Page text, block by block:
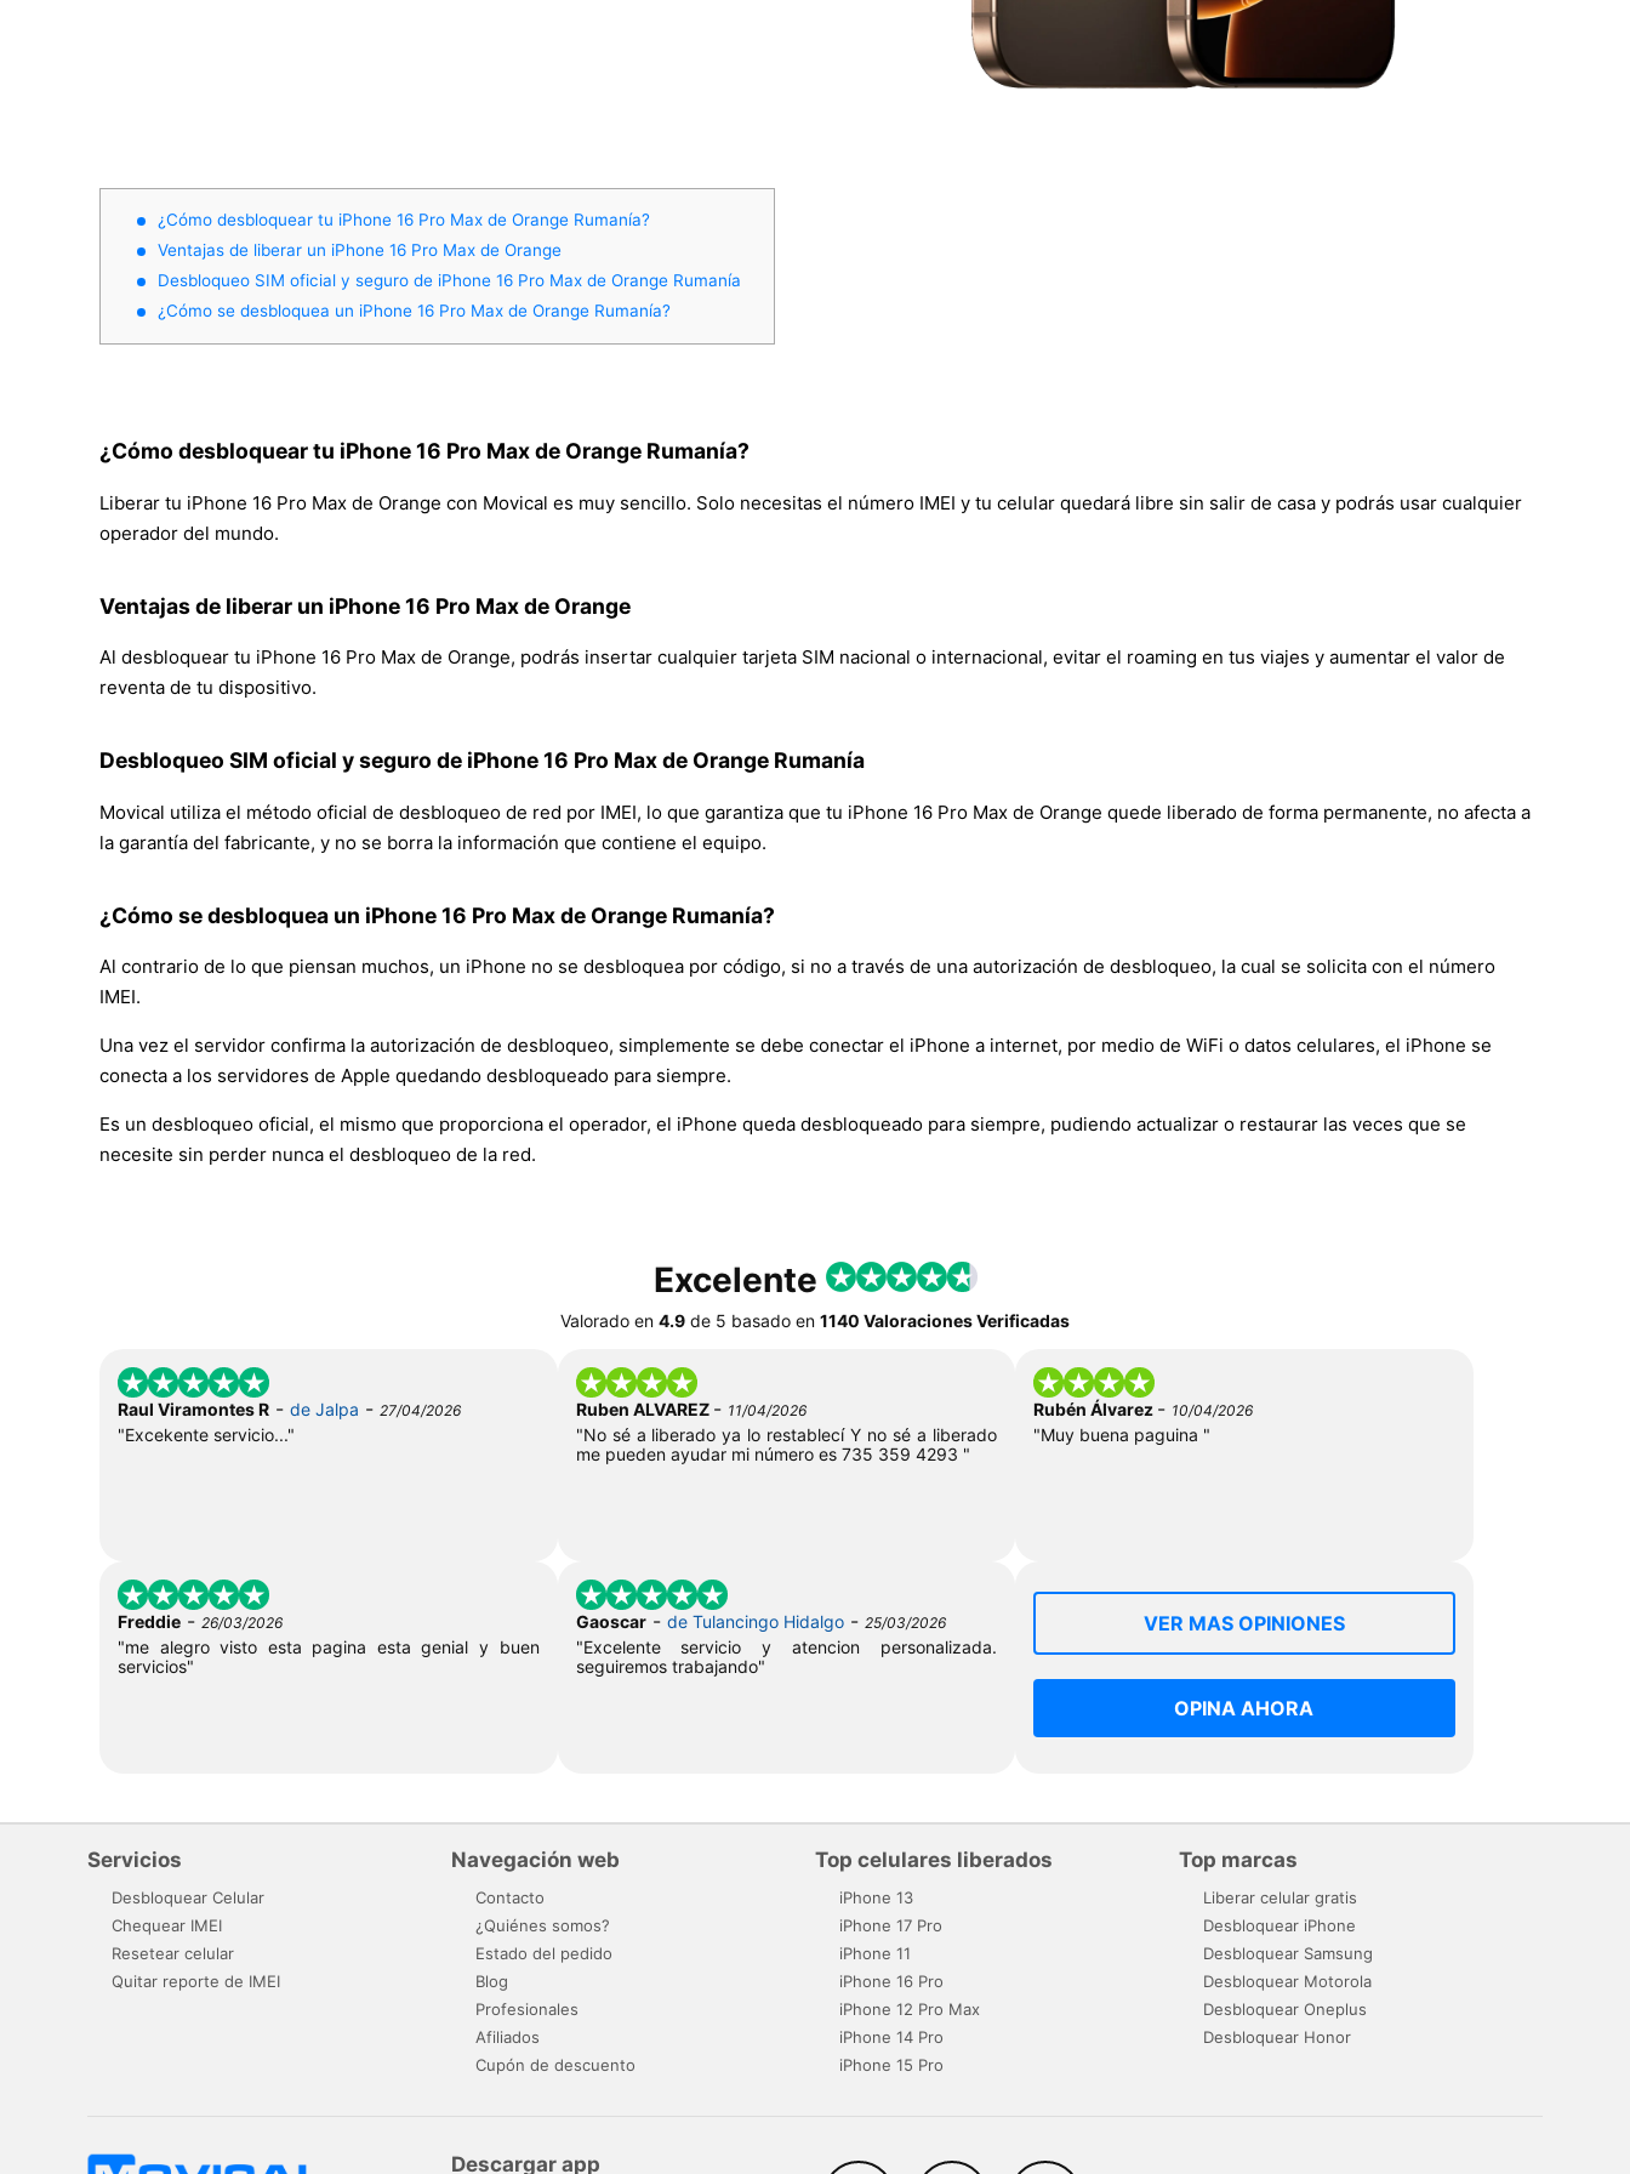
¿Cómo desbloquear tu iPhone 16 Pro Max de Orange Rumanía?
Ventajas de liberar un iPhone 16 Pro Max de Orange
Desbloqueo SIM oficial y seguro de iPhone 16 Pro Max de Orange Rumanía
¿Cómo se desbloquea un iPhone 16 Pro Max de Orange Rumanía?
¿Cómo desbloquear tu iPhone 16 Pro Max de Orange Rumanía?
Liberar tu iPhone 16 Pro Max de Orange con Movical es muy sencillo. Solo necesitas el número IMEI y tu celular quedará libre sin salir de casa y podrás usar cualquier
operador del mundo.
Ventajas de liberar un iPhone 16 Pro Max de Orange
Al desbloquear tu iPhone 16 Pro Max de Orange, podrás insertar cualquier tarjeta SIM nacional o internacional, evitar el roaming en tus viajes y aumentar el valor de
reventa de tu dispositivo.
Desbloqueo SIM oficial y seguro de iPhone 16 Pro Max de Orange Rumanía
Movical utiliza el método oficial de desbloqueo de red por IMEI, lo que garantiza que tu iPhone 16 Pro Max de Orange quede liberado de forma permanente, no afecta a
la garantía del fabricante, y no se borra la información que contiene el equipo.
¿Cómo se desbloquea un iPhone 16 Pro Max de Orange Rumanía?
Al contrario de lo que piensan muchos, un iPhone no se desbloquea por código, si no a través de una autorización de desbloqueo, la cual se solicita con el número
IMEI.
Una vez el servidor confirma la autorización de desbloqueo, simplemente se debe conectar el iPhone a internet, por medio de WiFi o datos celulares, el iPhone se
conecta a los servidores de Apple quedando desbloqueado para siempre.
Es un desbloqueo oficial, el mismo que proporciona el operador, el iPhone queda desbloqueado para siempre, pudiendo actualizar o restaurar las veces que se
necesite sin perder nunca el desbloqueo de la red.
Excelente
Valorado en 4.9 de 5 basado en 1140 Valoraciones Verificadas
Raul Viramontes R - de Jalpa - 27/04/2026
"Excekente servicio..."
Ruben ALVAREZ - 11/04/2026
"No sé a liberado ya lo restablecí Y no sé a liberado
me pueden ayudar mi número es 735 359 4293 "
Rubén Álvarez - 10/04/2026
"Muy buena paguina "
Freddie - 26/03/2026
"me alegro visto esta pagina esta genial y buen
servicios"
Gaoscar- de Tulancingo Hidalgo- 25/03/2026
"Excelente servicio y atencion personalizada.
seguiremos trabajando"
VER MAS OPINIONES
OPINA AHORA
Servicios
Desbloquear Celular
Chequear IMEI
Resetear celular
Quitar reporte de IMEI
Navegación web
Contacto
¿Quiénes somos?
Estado del pedido
Blog
Profesionales
Afiliados
Cupón de descuento
Top celulares liberados
iPhone 13
iPhone 17 Pro
iPhone 11
iPhone 16 Pro
iPhone 12 Pro Max
iPhone 14 Pro
iPhone 15 Pro
Top marcas
Liberar celular gratis
Desbloquear iPhone
Desbloquear Samsung
Desbloquear Motorola
Desbloquear Oneplus
Desbloquear Honor
Descargar app